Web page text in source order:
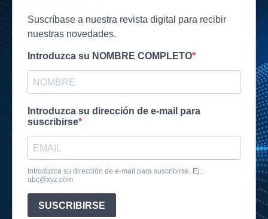
Suscríbase a nuestra revista digital para recibir
nuestras novedades.
Introduzca su NOMBRE COMPLETO
Introduzca su dirección de e-mail para
suscribirse
Introduzca su dirección de e-mail para suscribirse. Ej.:
abc@xyz.com
SUSCRIBIRSE